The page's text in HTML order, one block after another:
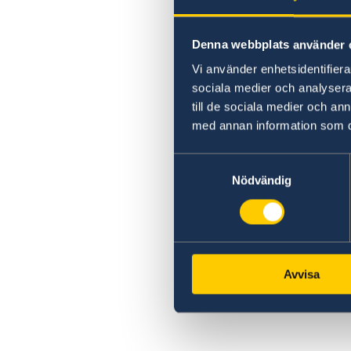
Denna webbplats använder
Vi använder
sociala medier och
till de sociala medier och
med annan information som
Nödvändig
Avvisa